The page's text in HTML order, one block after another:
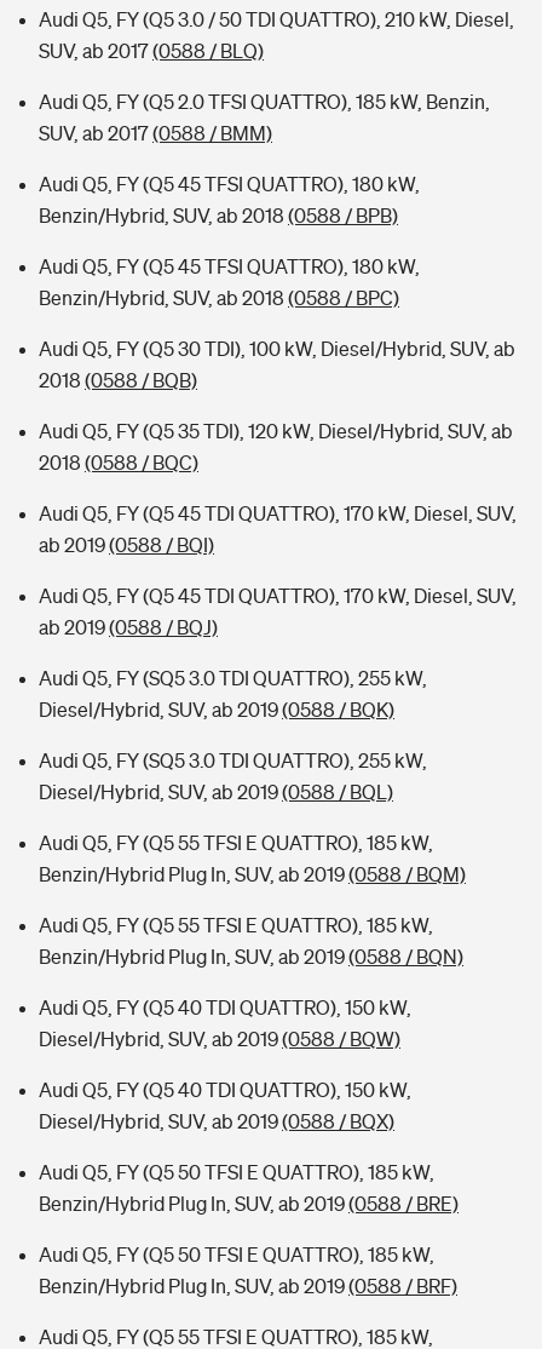
Audi Q5, FY (Q5 3.0 / 50 TDI QUATTRO), 210 kW, Diesel,
SUV, ab 2017(0588 / BLQ)
Audi Q5, FY (Q5 2.0 TFSI QUATTRO), 185 kW, Benzin,
SUV, ab 2017(0588 / BMM)
Audi Q5, FY (Q5 45 TFSI QUATTRO), 180 kW,
Benzin/Hybrid, SUV, ab 2018 (0588 / BPB)
Audi Q5, FY (Q5 45 TFSI QUATTRO), 180 kW,
Benzin/Hybrid, SUV, ab 2018 (0588 / BPC)
Audi Q5, FY (Q5 30 TDI), 100 kW, Diesel/Hybrid, SUV, ab
2018 (0588 / BQB)
Audi Q5, FY (Q5 35 TDI), 120 kW, Diesel/Hybrid, SUV, ab
2018 (0588 / BQC)
Audi Q5, FY (Q5 45 TDI QUATTRO), 170 kW, Diesel, SUV,
ab 2019(0588 / BQI)
Audi Q5, FY (Q5 45 TDI QUATTRO), 170 kW, Diesel, SUV,
ab 2019(0588 / BQJ)
Audi Q5, FY (SQ5 3.0 TDI QUATTRO), 255 kW,
Diesel/Hybrid, SUV, ab 2019(0588 / BQK)
Audi Q5, FY (SQ5 3.0 TDI QUATTRO), 255 kW,
Diesel/Hybrid, SUV, ab 2019(0588 / BQL)
Audi Q5, FY (Q5 55 TFSI E QUATTRO), 185 kW,
Benzin/Hybrid Plug In, SUV, ab 2019(0588 / BQM)
Audi Q5, FY (Q5 55 TFSI E QUATTRO), 185 kW,
Benzin/Hybrid Plug In, SUV, ab 2019(0588 / BQN)
Audi Q5, FY (Q5 40 TDI QUATTRO), 150 kW,
Diesel/Hybrid, SUV, ab 2019(0588 / BQW)
Audi Q5, FY (Q5 40 TDI QUATTRO), 150 kW,
Diesel/Hybrid, SUV, ab 2019(0588 / BQX)
Audi Q5, FY (Q5 50 TFSI E QUATTRO), 185 kW,
Benzin/Hybrid Plug In, SUV, ab 2019(0588 / BRE)
Audi Q5, FY (Q5 50 TFSI E QUATTRO), 185 kW,
Benzin/Hybrid Plug In, SUV, ab 2019(0588 / BRF)
Audi Q5, FY (Q5 55 TFSI E QUATTRO), 185 kW,